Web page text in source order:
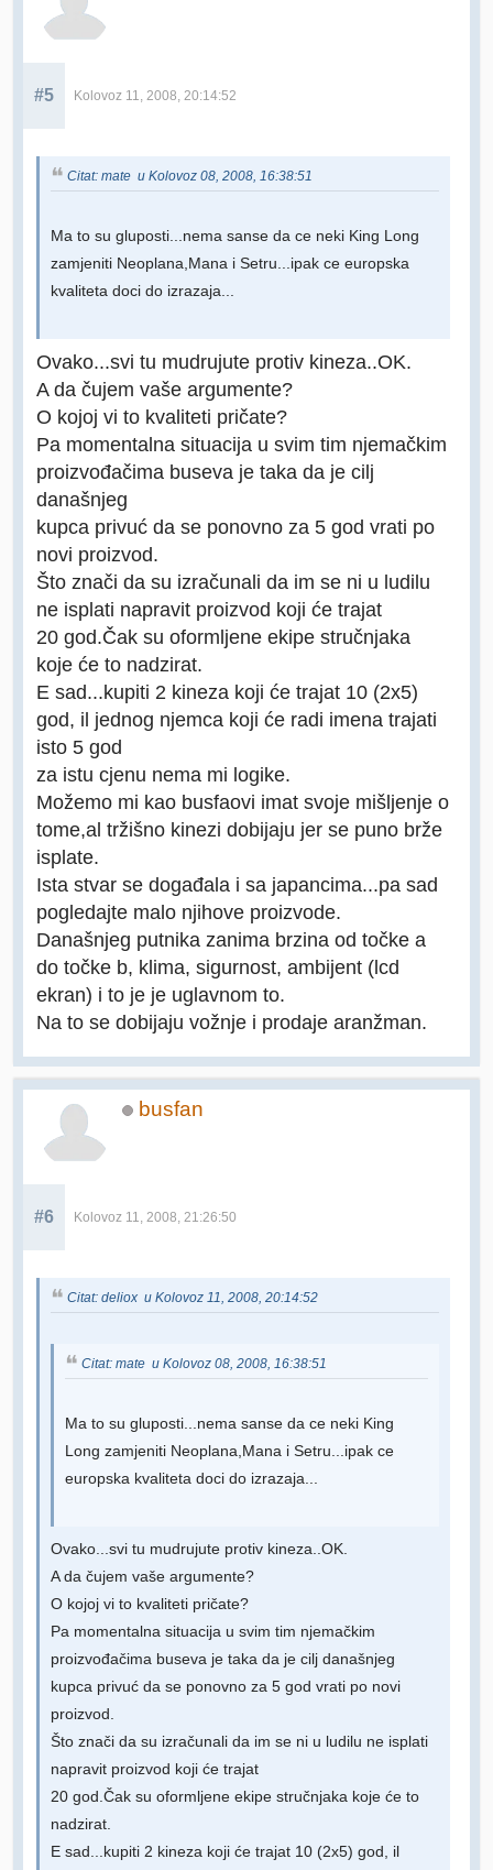
#5 Kolovoz 11, 2008, 20:14:52
Citat: mate u Kolovoz 08, 2008, 16:38:51
Ma to su gluposti...nema sanse da ce neki King Long
zamjeniti Neoplana,Mana i Setru...ipak ce europska
kvaliteta doci do izrazaja...
Ovako...svi tu mudrujute protiv kineza..OK.
A da čujem vaše argumente?
O kojoj vi to kvaliteti pričate?
Pa momentalna situacija u svim tim njemačkim
proizvođačima buseva je taka da je cilj
današnjeg
kupca privuć da se ponovno za 5 god vrati po
novi proizvod.
Što znači da su izračunali da im se ni u ludilu
ne isplati napravit proizvod koji će trajat
20 god.Čak su oformljene ekipe stručnjaka
koje će to nadzirat.
E sad...kupiti 2 kineza koji će trajat 10 (2x5)
god, il jednog njemca koji će radi imena trajati
isto 5 god
za istu cjenu nema mi logike.
Možemo mi kao busfaovi imat svoje mišljenje o
tome,al tržišno kinezi dobijaju jer se puno brže
isplate.
Ista stvar se događala i sa japancima...pa sad
pogledajte malo njihove proizvode.
Današnjeg putnika zanima brzina od točke a
do točke b, klima, sigurnost, ambijent (lcd
ekran) i to je je uglavnom to.
Na to se dobijaju vožnje i prodaje aranžman.
busfan
#6 Kolovoz 11, 2008, 21:26:50
Citat: deliox u Kolovoz 11, 2008, 20:14:52
Citat: mate u Kolovoz 08, 2008, 16:38:51
Ma to su gluposti...nema sanse da ce neki King
Long zamjeniti Neoplana,Mana i Setru...ipak ce
europska kvaliteta doci do izrazaja...
Ovako...svi tu mudrujute protiv kineza..OK.
A da čujem vaše argumente?
O kojoj vi to kvaliteti pričate?
Pa momentalna situacija u svim tim njemačkim
proizvođačima buseva je taka da je cilj današnjeg
kupca privuć da se ponovno za 5 god vrati po novi
proizvod.
Što znači da su izračunali da im se ni u ludilu ne isplati
napravit proizvod koji će trajat
20 god.Čak su oformljene ekipe stručnjaka koje će to
nadzirat.
E sad...kupiti 2 kineza koji će trajat 10 (2x5) god, il